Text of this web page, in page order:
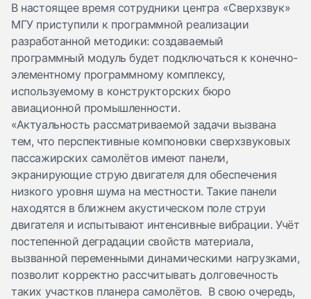
В настоящее время сотрудники центра «Сверхзвук»
МГУ приступили к программной реализации
разработанной методики: создаваемый
программный модуль будет подключаться к конечно-
элементному программному комплексу,
используемому в конструкторских бюро
авиационной промышленности.
«Актуальность рассматриваемой задачи вызвана
тем, что перспективные компоновки сверхзвуковых
пассажирских самолётов имеют панели,
экранирующие струю двигателя для обеспечения
низкого уровня шума на местности. Такие панели
находятся в ближнем акустическом поле струи
двигателя и испытывают интенсивные вибрации. Учёт
постепенной деградации свойств материала,
вызванной переменными динамическими нагрузками,
позволит корректно рассчитывать долговечность
таких участков планера самолётов. В свою очередь,